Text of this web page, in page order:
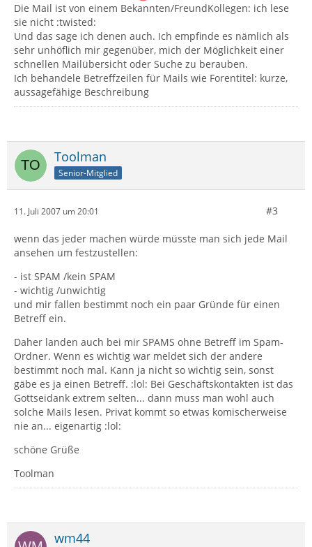
Die Mail ist von einem Bekannten/FreundKollegen: ich lese
sie nicht :twisted:
Und das sage ich denen auch. Ich empfinde es nämlich als
sehr unhöflich mir gegenüber, mich der Möglichkeit einer
schnellen Mailübersicht oder Suche zu berauben.
Ich behandele Betreffzeilen für Mails wie Forentitel: kurze,
aussagefähige Beschreibung
Toolman
Senior-Mitglied
11. Juli 2007 um 20:01 #3
wenn das jeder machen würde müsste man sich jede Mail
ansehen um festzustellen:
- ist SPAM /kein SPAM
- wichtig /unwichtig
und mir fallen bestimmt noch ein paar Gründe für einen
Betreff ein.
Daher landen auch bei mir SPAMS ohne Betreff im Spam-
Ordner. Wenn es wichtig war meldet sich der andere
bestimmt noch mal. Kann ja nicht so wichtig sein, sonst
gäbe es ja einen Betreff. :lol: Bei Geschäftskontakten ist das
Gottseidank extrem selten... dann muss man wohl auch
solche Mails lesen. Privat kommt so etwas komischerweise
nie an... eigenartig :lol:
schöne Grüße
Toolman
wm44